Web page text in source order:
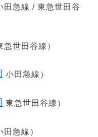
田急線 / 東急世田谷
急世田谷線）
小田急線）
東急世田谷線）
田急線）